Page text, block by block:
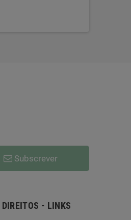
Subscrever
DIREITOS - LINKS